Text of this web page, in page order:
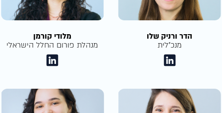
הדר ורניק שלו
מנכ״לית
מלודי קורמן
מנהלת פורום החלל הישראלי